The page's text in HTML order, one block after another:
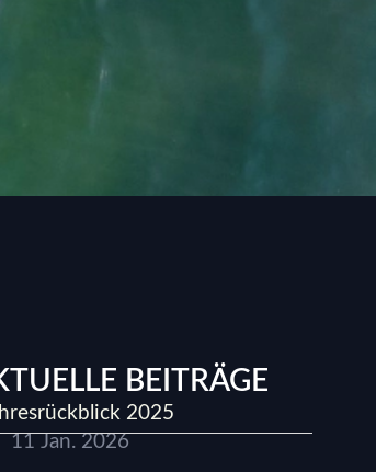
BEITRÄGE
2025
11 Jan. 2026